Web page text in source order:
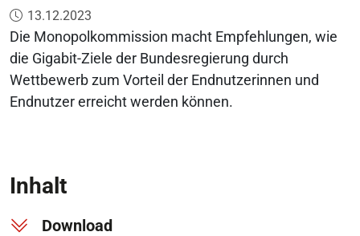
Veröffentlicht am:
13.12.2023
Die Monopolkommission macht Empfehlungen, wie
die Gigabit-Ziele der Bundesregierung durch
Wettbewerb zum Vorteil der Endnutzerinnen und
Endnutzer erreicht werden können.
Inhalt
Download